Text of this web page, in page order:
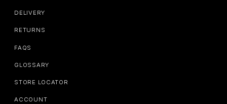
DELIVERY
RETURNS
FAQS
GLOSSARY
STORE LOCATOR
ACCOUNT